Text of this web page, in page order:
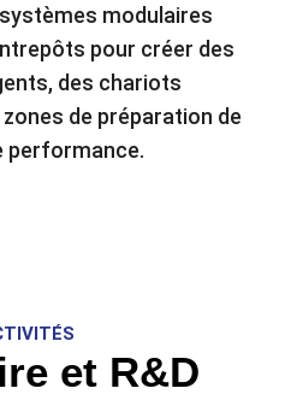
modulaires
pour créer des
des chariots
de préparation de
performance.
et R&D